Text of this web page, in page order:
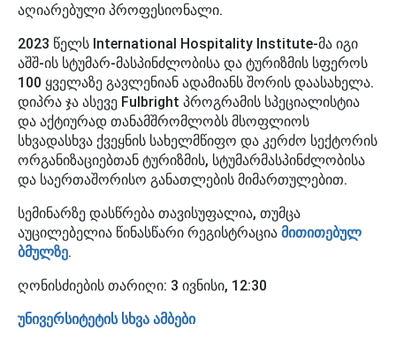
აღიარებული პროფესიონალი.
2023 წელს International Hospitality Institute-მა იგი
აშშ-ის სტუმარ-მასპინძლობისა და ტურიზმის სფეროს
100 ყველაზე გავლენიან ადამიანს შორის დაასახელა.
დიპრა ჯა ასევე Fulbright პროგრამის სპეციალისტია
და აქტიურად თანამშრომლობს მსოფლიოს
სხვადასხვა ქვეყნის სახელმწიფო და კერძო სექტორის
ორგანიზაციებთან ტურიზმის, სტუმარმასპინძლობისა
და საერთაშორისო განათლების მიმართულებით.
სემინარზე დასწრება თავისუფალია, თუმცა
აუცილებელია წინასწარი რეგისტრაცია მითითებულ
ბმულზე.
ღონისძიების თარიღი: 3 ივნისი, 12:30
უნივერსიტეტის სხვა ამბები